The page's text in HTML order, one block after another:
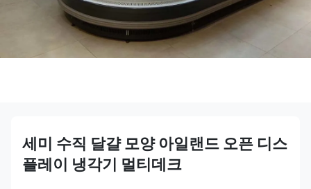
세미 수직 달걀 모양 아일랜드 오픈 디스
플레이 냉각기 멀티데크